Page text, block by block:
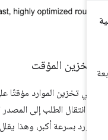
المؤقت
تخزين الموارد مؤقتًا
انتقال الطلب إلى المصدر
بسرعة أكبر، وهذا يقلل